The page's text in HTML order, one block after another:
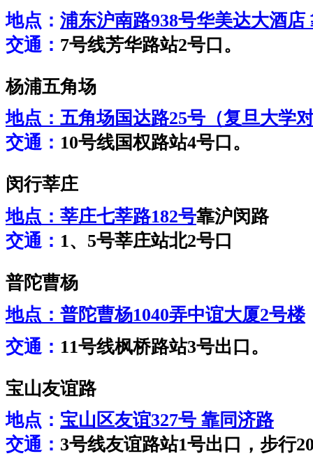
地点： 浦东沪南路938号华美达大酒店
交通： 7号线芳华路站2号口。
杨浦五角场
地点： 五角场国达路25号（复旦大学
交通： 10号线国权路站4号口。
闵行莘庄
地点： 莘庄七莘路182号靠沪闵路
交通： 1、5号莘庄站北2号口
普陀曹杨
地点： 普陀曹杨1040弄中谊大厦2号楼
交通： 11号线枫桥路站3号出口。
宝山友谊路
地点： 宝山区友谊327号 靠同济路
交通： 3号线友谊路站1号出口，步行